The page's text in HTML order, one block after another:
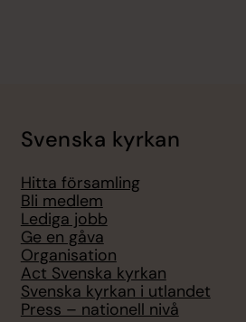
Svenska kyrkan
Hitta församling
Bli medlem
Lediga jobb
Ge en gåva
Organisation
Act Svenska kyrkan
Svenska kyrkan i utlandet
Press – nationell nivå